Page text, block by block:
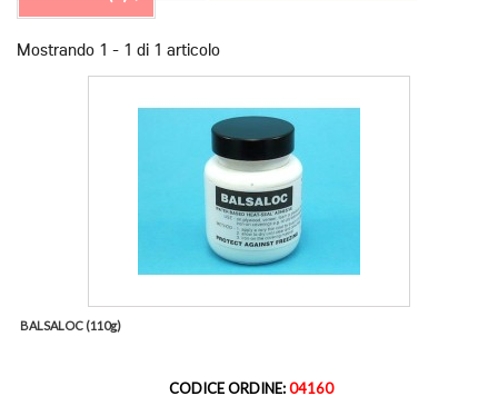
Mostrando 1 - 1 di 1 articolo
BALSALOC (110g)
CODICE ORDINE:04160